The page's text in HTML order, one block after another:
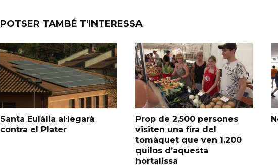
POTSER TAMBÉ T'INTERESSA
Santa Eulàlia al·legarà
contra el Plater
Prop de 2.500 persones
visiten una fira del
tomàquet que ven 1.200
quilos d’aquesta
hortalissa